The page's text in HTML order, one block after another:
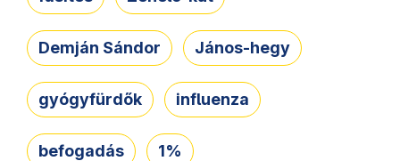
Demján Sándor János-hegy
gyógyfürdők influenza
befogadás 1%